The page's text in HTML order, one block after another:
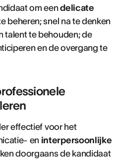
om eendelicate
beheren; snel na te denken
talent te behouden; de
en de overgang te
effectief voor het
en interpersoonlijke
doorgaans de kandidaat